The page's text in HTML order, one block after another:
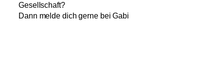
Gesellschaft?
Dann melde dich gerne bei Gabi